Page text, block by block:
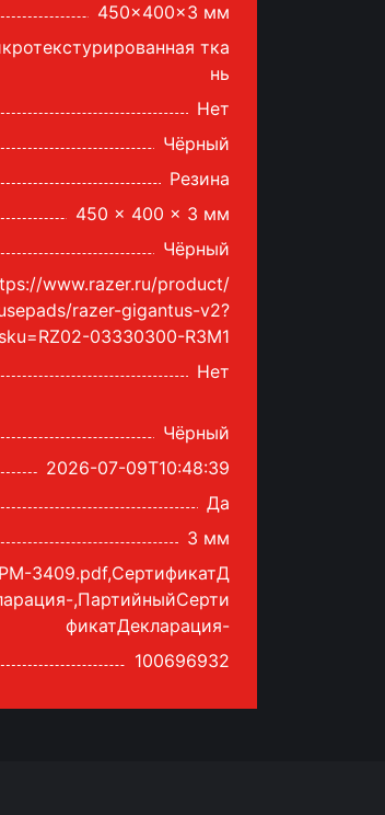
Добавить
сообщить
450x400x3 мм
тка
нь
Нет
Чёрный
Резина
450 x 400 x 3 мм
Чёрный
www.razer.ru/product/
razer-gigantus-v2?
sku=RZ02-03330300-R3M1
Нет
Чёрный
2026-07-09T10:48:39
Да
3 мм
3409.pdf,СертификатД
,ПартийныйСерти
фикатДекларация-
100696932